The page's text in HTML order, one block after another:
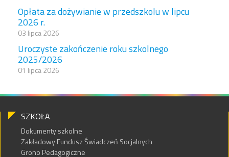
Opłata za dożywianie w przedszkolu w lipcu
2026 r.
03 lipca 2026
Uroczyste zakończenie roku szkolnego
2025/2026
01 lipca 2026
SZKOŁA
Dokumenty szkolne
Zakładowy Fundusz Świadczeń Socjalnych
Grono Pedagogiczne